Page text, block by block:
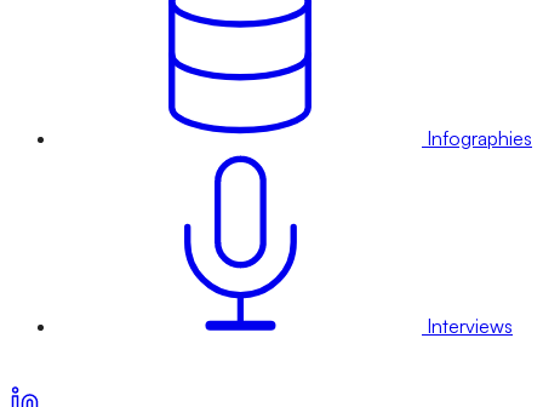
Infographies
Interviews